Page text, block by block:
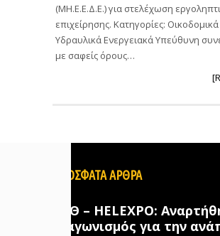
(ΜΗ.Ε.Ε.Δ.Ε.) για στελέχωση
επιχείρησης. Κατηγορίες:
Υδραυλικά Ενεργειακά Υπεύθυνη
με σαφείς όρους…
ΠΡΟΣΦΑΤΑ ΑΡΘΡΑ
ΔΕΘ – HELEXPO:
διαγωνισμός για την